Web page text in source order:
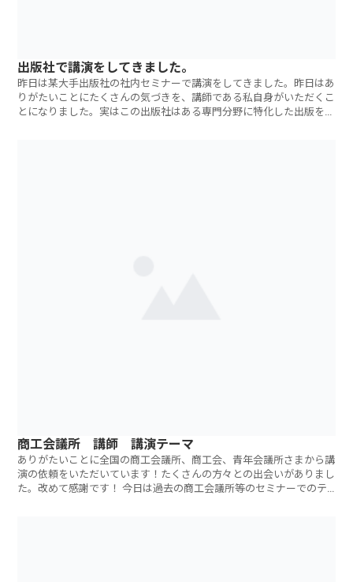
出版社で講演をしてきました。
昨日は某大手出版社の社内セミナーで講演をしてきました。昨日はあ
りがたいことにたくさんの気づきを、講師である私自身がいただくこ
とになりました。実はこの出版社はある専門分野に特化した出版を行
商工会議所 講師 講演テーマ
ありがたいことに全国の商工会議所、商工会、青年会議所さまから講
演の依頼をいただいています！たくさんの方々との出会いがありまし
た。改めて感謝です！ 今日は過去の商工会議所等のセミナーでのテ